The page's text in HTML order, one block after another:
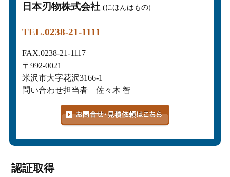
日本刃物株式会社 (にほんはもの)
TEL.0238-21-1111
FAX.0238-21-1117
〒992-0021
米沢市大字花沢3166-1
問い合わせ担当者 佐々木 智
認証取得